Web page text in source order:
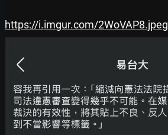
https://i.imgur.com/2WoVAP8.jpeg